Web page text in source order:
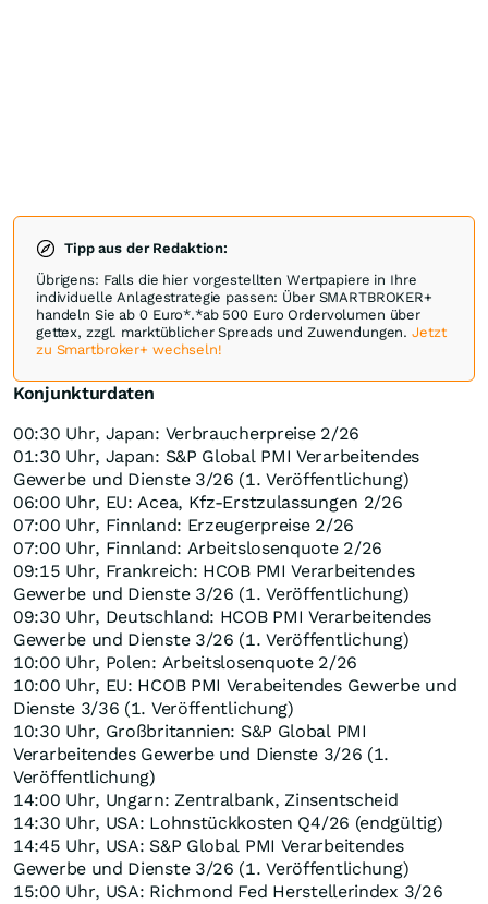
Tipp aus der Redaktion:
Übrigens: Falls die hier vorgestellten Wertpapiere in Ihre
individuelle Anlagestrategie passen: Über SMARTBROKER+
handeln Sie ab 0 Euro*.*ab 500 Euro Ordervolumen über
gettex, zzgl. marktüblicher Spreads und Zuwendungen.Jetzt
zu Smartbroker+ wechseln!
Konjunkturdaten
00:30 Uhr, Japan: Verbraucherpreise 2/26
01:30 Uhr, Japan: S&P Global PMI Verarbeitendes
Gewerbe und Dienste 3/26 (1. Veröffentlichung)
06:00 Uhr, EU: Acea, Kfz-Erstzulassungen 2/26
07:00 Uhr, Finnland: Erzeugerpreise 2/26
07:00 Uhr, Finnland: Arbeitslosenquote 2/26
09:15 Uhr, Frankreich: HCOB PMI Verarbeitendes
Gewerbe und Dienste 3/26 (1. Veröffentlichung)
09:30 Uhr, Deutschland: HCOB PMI Verarbeitendes
Gewerbe und Dienste 3/26 (1. Veröffentlichung)
10:00 Uhr, Polen: Arbeitslosenquote 2/26
10:00 Uhr, EU: HCOB PMI Verabeitendes Gewerbe und
Dienste 3/36 (1. Veröffentlichung)
10:30 Uhr, Großbritannien: S&P Global PMI
Verarbeitendes Gewerbe und Dienste 3/26 (1.
Veröffentlichung)
14:00 Uhr, Ungarn: Zentralbank, Zinsentscheid
14:30 Uhr, USA: Lohnstückkosten Q4/26 (endgültig)
14:45 Uhr, USA: S&P Global PMI Verarbeitendes
Gewerbe und Dienste 3/26 (1. Veröffentlichung)
15:00 Uhr, USA: Richmond Fed Herstellerindex 3/26